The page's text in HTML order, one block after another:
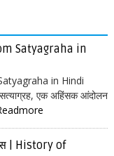
Satyagraha in
in Hindi
एक अहिंसक आंदोलन
| History of